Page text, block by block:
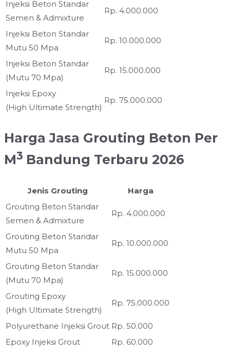
Injeksi Beton Standar
Semen & Admixture
Rp. 4.000.000
Injeksi Beton Standar
Mutu 50 Mpa
Rp. 10.000.000
Injeksi Beton Standar
(Mutu 70 Mpa)
Rp. 15.000.000
Injeksi Epoxy
(High Ultimate Strength)
Rp. 75.000.000
Harga Jasa Grouting Beton Per
M3 Bandung Terbaru 2026
Jenis Grouting
Harga
Grouting Beton Standar
Semen & Admixture
Rp. 4.000.000
Grouting Beton Standar
Mutu 50 Mpa
Rp. 10.000.000
Grouting Beton Standar
(Mutu 70 Mpa)
Rp. 15.000.000
Grouting Epoxy
(High Ultimate Strength)
Rp. 75.000.000
Polyurethane Injeksi Grout Rp. 50.000
Epoxy Injeksi Grout
Rp. 60.000